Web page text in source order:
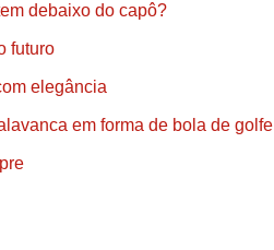
debaixo do capô?
futuro
elegância
em forma de bola de golfe